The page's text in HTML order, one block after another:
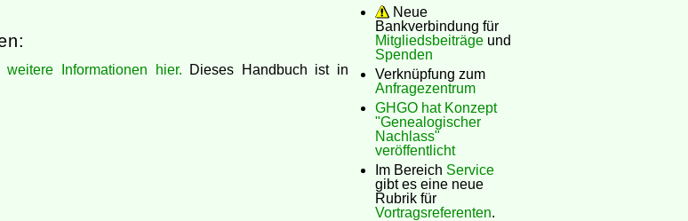
Neue
Bankverbindung für
Mitgliedsbeiträge und
Spenden
Verknüpfung zum
Anfragezentrum
GHGO hat Konzept
"Genealogischer
Nachlass"
veröffentlicht
Im Bereich Service
gibt es eine neue
Rubrik für
Vortragsreferenten.
Informationen hier. Dieses Handbuch ist in